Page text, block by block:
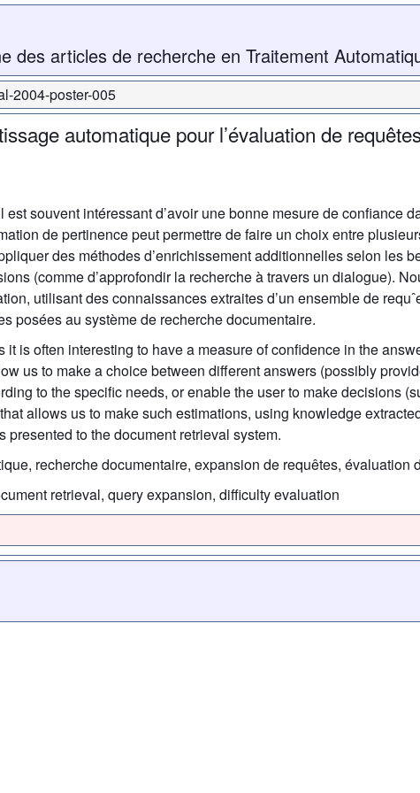
des articles de recherche en Traitement
2004-poster-005
automatique pour l’évaluation de
souvent intéressant d’avoir une bonne mesure de confiance
de pertinence peut permettre de faire un choix entre
des méthodes d’enrichissement additionnelles selon les
(comme d’approfondir la recherche à travers un dialogue).
utilisant des connaissances extraites d’un ensemble de
posées au système de recherche documentaire.
is often interesting to have a measure of confidence in the
us to make a choice between different answers (possibly
to the specific needs, or enable the user to make decisions
allows us to make such estimations, using knowledge
to the document retrieval system.
recherche documentaire, expansion de requêtes, évaluation
retrieval, query expansion, difficulty evaluation